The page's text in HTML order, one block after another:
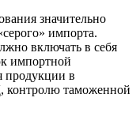
значительно
импорта.
включать в себя
импортной
продукции в
контролю таможенной